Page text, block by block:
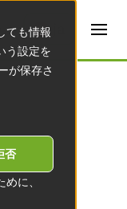
に、
ても情報
う設定を
が保存さ
否